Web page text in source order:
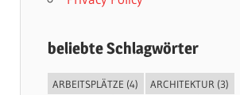
beliebte Schlagwörter
ARBEITSPLÄTZE (4) ARCHITEKTUR (3)